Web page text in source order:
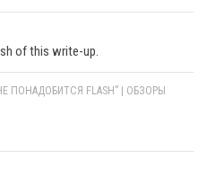
of this write-up.
ПОНАДОБИТСЯ FLASH” | ОБЗОРЫ